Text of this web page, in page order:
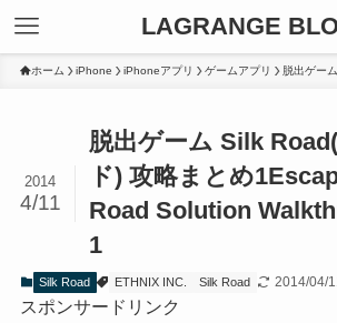
LAGRANGE
ホーム iPhone iPhoneアプリ ゲームアプリ 脱出ゲーム
脱出ゲーム Silk
ド) 攻略まとめ1
Road Solution
1
2014
4/11
Silk Road ETHNIX INC. Silk Road 2014/04/
スポンサードリンク